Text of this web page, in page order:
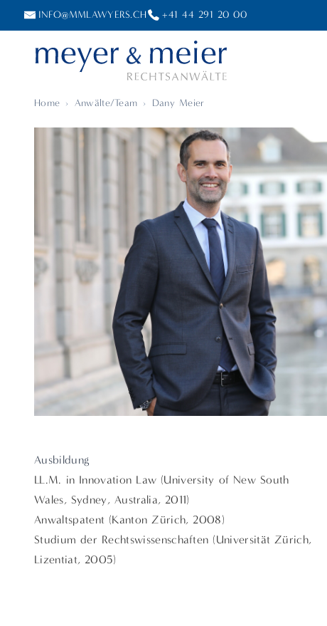
INFO@MMLAWYERS.CH +41 44 291 20 00
Home › Anwälte/Team › Dany Meier
Ausbildung
LL.M. in Innovation Law (University of New South
Wales, Sydney, Australia, 2011)
Anwaltspatent (Kanton Zürich, 2008)
Studium der Rechtswissenschaften (Universität Zürich,
Lizentiat, 2005)